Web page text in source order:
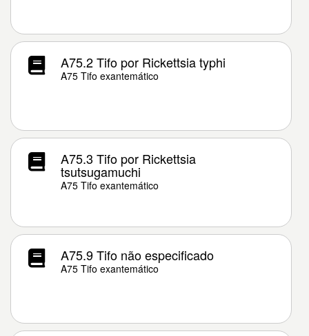
A75.2 Tifo por Rickettsia typhi
A75 Tifo exantemático
A75.3 Tifo por Rickettsia
tsutsugamuchi
A75 Tifo exantemático
A75.9 Tifo não especificado
A75 Tifo exantemático